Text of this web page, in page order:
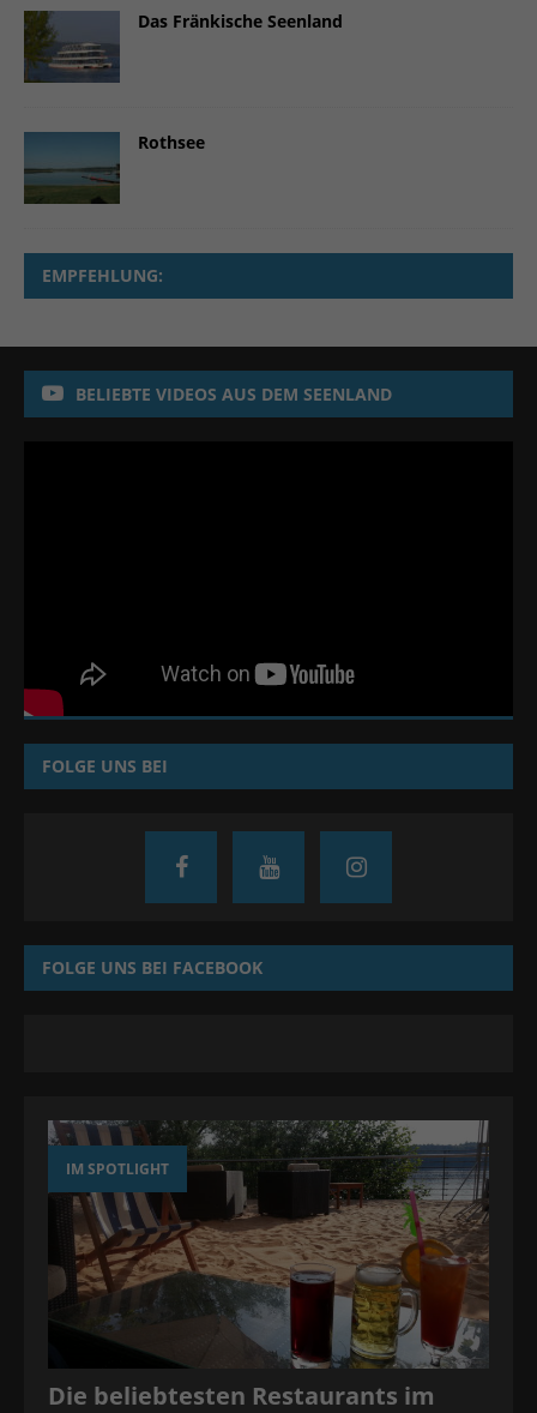
Das Fränkische Seenland
Rothsee
EMPFEHLUNG:
BELIEBTE VIDEOS AUS DEM SEENLAND
FOLGE UNS BEI
FOLGE UNS BEI FACEBOOK
IM SPOTLIGHT
Die beliebtesten Restaurants im